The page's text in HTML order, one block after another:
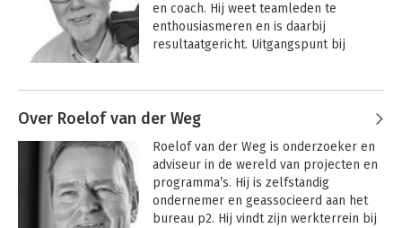
en coach. Hij weet teamleden te
enthousiasmeren en is daarbij
resultaatgericht. Uitgangspunt bij
omgeving waarin men effectief, efficiënt
coauteur van het boek “Projectmanager
in Transitie” over het belang van emotie
en succescompetenties in projecten en
toekomstscenario’s.
Over Roelof van der Weg
Roelof van der Weg is onderzoeker en
adviseur in de wereld van projecten en
programma’s. Hij is zelfstandig
ondernemer en geassocieerd aan het
bureau p2. Hij vindt zijn werkterrein bij